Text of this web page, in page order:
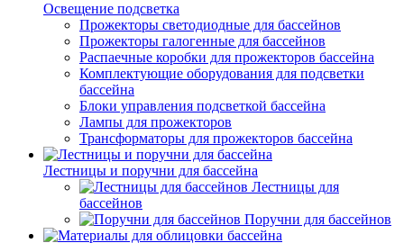
Освещение подсветка
Прожекторы светодиодные для бассейнов
Прожекторы галогенные для бассейнов
Распаечные коробки для прожекторов бассейна
Комплектующие оборудования для подсветки
бассейна
Блоки управления подсветкой бассейна
Лампы для прожекторов
Трансформаторы для прожекторов бассейна
Лестницы и поручни для бассейна
Лестницы для
бассейнов
Поручни для бассейнов